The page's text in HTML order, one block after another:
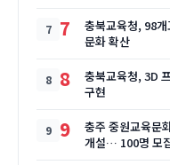
7
충북교육청, 98개
문화 확산
8
충북교육청, 3D
구현
9
충주 중원교육문
개설… 100명 모